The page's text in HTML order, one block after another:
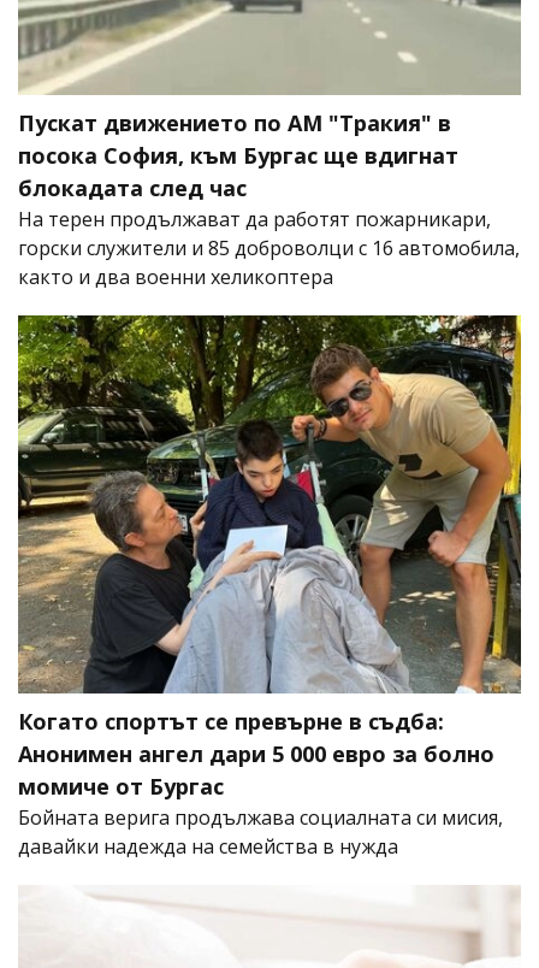
Пускат движението по АМ "Тракия" в
посока София, към Бургас ще вдигнат
блокадата след час
На терен продължават да работят пожарникари,
горски служители и 85 доброволци с 16 автомобила,
както и два военни хеликоптера
Когато спортът се превърне в съдба:
Анонимен ангел дари 5 000 евро за болно
момиче от Бургас
Бойната верига продължава социалната си мисия,
давайки надежда на семейства в нужда